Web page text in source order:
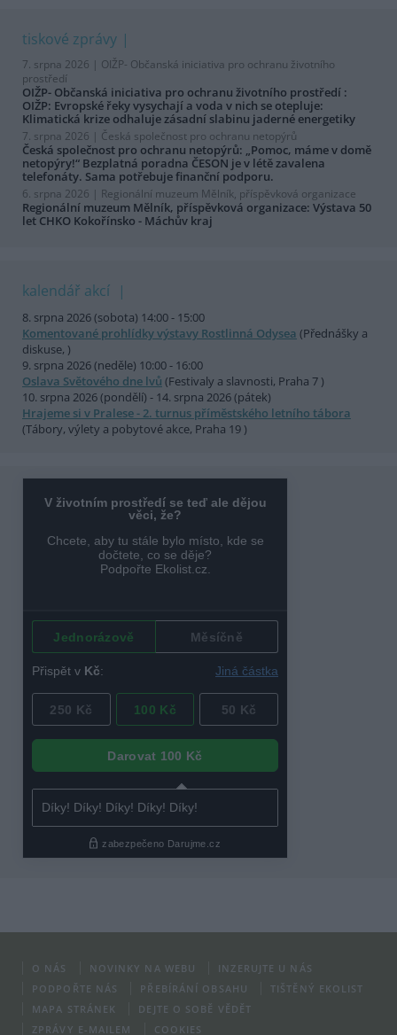
tiskové zprávy
7. srpna 2026 | OIŽP- Občanská iniciativa pro ochranu životního
prostředí
OIŽP- Občanská iniciativa pro ochranu životního prostředí :
OIŽP: Evropské řeky vysychají a voda v nich se otepluje:
Klimatická krize odhaluje zásadní slabinu jaderné energetiky
7. srpna 2026 | Česká společnost pro ochranu netopýrů
Česká společnost pro ochranu netopýrů: „Pomoc, máme v domě
netopýry!“ Bezplatná poradna ČESON je v létě zavalena
telefonáty. Sama potřebuje finanční podporu.
6. srpna 2026 | Regionální muzeum Mělník, příspěvková organizace
Regionální muzeum Mělník, příspěvková organizace: Výstava 50
let CHKO Kokořínsko - Máchův kraj
kalendář akcí
8. srpna 2026 (sobota) 14:00 - 15:00
Komentované prohlídky výstavy Rostlinná Odysea (Přednášky a
diskuse, )
9. srpna 2026 (neděle) 10:00 - 16:00
Oslava Světového dne lvů (Festivaly a slavnosti, Praha 7 )
10. srpna 2026 (pondělí) - 14. srpna 2026 (pátek)
Hrajeme si v Pralese - 2. turnus příměstského letního tábora
(Tábory, výlety a pobytové akce, Praha 19 )
O NÁS NOVINKY NA WEBU
INZERUJTE U NÁS
PODPOŘTE NÁS
PŘEBÍRÁNÍ OBSAHU
TIŠTĚNÝ EKOLIST
MAPA STRÁNEK
DEJTE O SOBĚ VĚDĚT
ZPRÁVY E-MAILEM
COOKIES